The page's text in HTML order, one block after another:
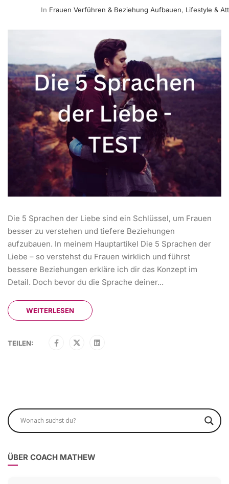
In Frauen Verführen & Beziehung Aufbauen, Lifestyle &
Die 5 Sprachen der Liebe sind ein Schlüssel, um Frauen
besser zu verstehen und tiefere Beziehungen
aufzubauen. In meinem Hauptartikel Die 5 Sprachen der
Liebe – so verstehst du Frauen wirklich und führst
bessere Beziehungen erkläre ich dir das Konzept im
Detail. Doch bevor du die Sprache deiner...
WEITERLESEN
TEILEN:
ÜBER COACH MATHEW